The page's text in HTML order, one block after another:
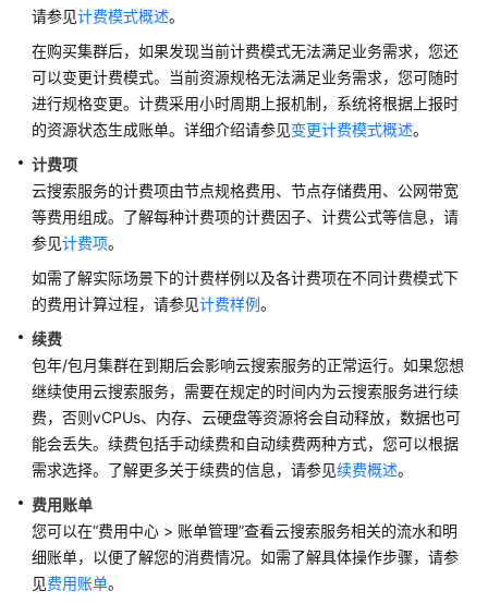
产
品
介
绍
费
说
明
计
费
述
计
费
项
费
模
式
请参见计费模式概述。
在购买集群后，如果发现当前计费模式无法满足业务需求，您还
可以变更计费模式。当前资源规格无法满足业务需求，您可随时
进行规格变更。计费采用小时周期上报机制，系统将根据上报时
的资源状态生成账单。详细介绍请参见变更计费模式概述。
计费项
云搜索服务的计费项由节点规格费用、节点存储费用、公网带宽
等费用组成。了解每种计费项的计费因子、计费公式等信息，请
参见计费项。
如需了解实际场景下的计费样例以及各计费项在不同计费模式下
的费用计算过程，请参见计费样例。
续费
包年/包月集群在到期后会影响云搜索服务的正常运行。如果您想
继续使用云搜索服务，需要在规定的时间内为云搜索服务进行续
费，否则vCPUs、内存、云硬盘等资源将会自动释放，数据也可
能会丢失。续费包括手动续费和自动续费两种方式，您可以根据
需求选择。了解更多关于续费的信息，请参见续费概述。
费用账单
您可以在“费用中心 > 账单管理”查看云搜索服务相关的流水和明
细账单，以便了解您的消费情况。如需了解具体操作步骤，请参
见费用账单。